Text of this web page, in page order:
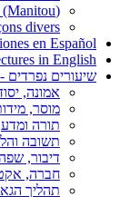
(Rav Askenazi (Manitou
divers
en Español
in English
שיעורים נפרדים
אמונה,
מוסר,
תורה
תשובה
דיבור,
חברה,
תהליך